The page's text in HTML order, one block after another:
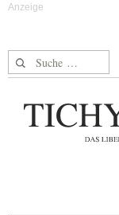
Suche nach: